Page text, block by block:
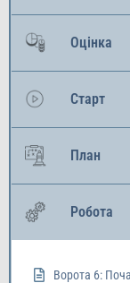
Оцінка
Старт
План
Робота
Ворота 6: